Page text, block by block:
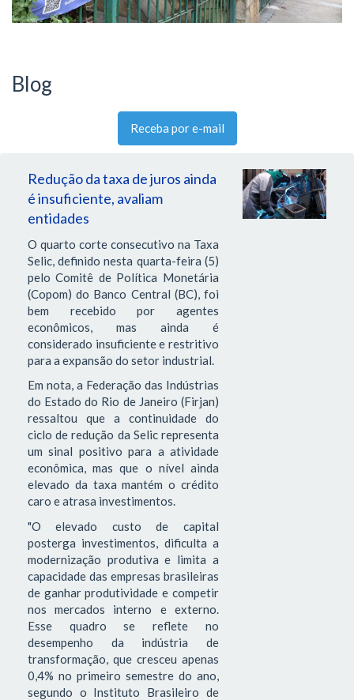
Blog
Receba por e-mail
Redução da taxa de juros ainda
é insuficiente, avaliam
entidades
O quarto corte consecutivo na Taxa
Selic, definido nesta quarta-feira (5)
pelo Comitê de Política Monetária
(Copom) do Banco Central (BC), foi
bem recebido por agentes
econômicos, mas ainda é
considerado insuficiente e restritivo
para a expansão do setor industrial.
Em nota, a Federação das Indústrias
do Estado do Rio de Janeiro (Firjan)
ressaltou que a continuidade do
ciclo de redução da Selic representa
um sinal positivo para a atividade
econômica, mas que o nível ainda
elevado da taxa mantém o crédito
caro e atrasa investimentos.
"O elevado custo de capital
posterga investimentos, dificulta a
modernização produtiva e limita a
capacidade das empresas brasileiras
de ganhar produtividade e competir
nos mercados interno e externo.
Esse quadro se reflete no
desempenho da indústria de
transformação, que cresceu apenas
0,4% no primeiro semestre do ano,
segundo o Instituto Brasileiro de